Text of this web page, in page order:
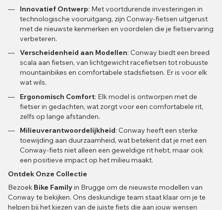
Innovatief Ontwerp: Met voortdurende investeringen in
technologische vooruitgang, zijn Conway-fietsen uitgerust
met de nieuwste kenmerken en voordelen die je fietservaring
verbeteren.
Verscheidenheid aan Modellen: Conway biedt een breed
scala aan fietsen, van lichtgewicht racefietsen tot robuuste
mountainbikes en comfortabele stadsfietsen. Er is voor elk
wat wils.
Ergonomisch Comfort: Elk model is ontworpen met de
fietser in gedachten, wat zorgt voor een comfortabele rit,
zelfs op lange afstanden.
Milieuverantwoordelijkheid: Conway heeft een sterke
toewijding aan duurzaamheid, wat betekent dat je met een
Conway-fiets niet alleen een geweldige rit hebt, maar ook
een positieve impact op het milieu maakt.
Ontdek Onze Collectie
Bezoek Bike Familyin Brugge om de nieuwste modellen van
Conway te bekijken. Ons deskundige team staat klaar om je te
helpen bij het kiezen van de juiste fiets die aan jouw wensen